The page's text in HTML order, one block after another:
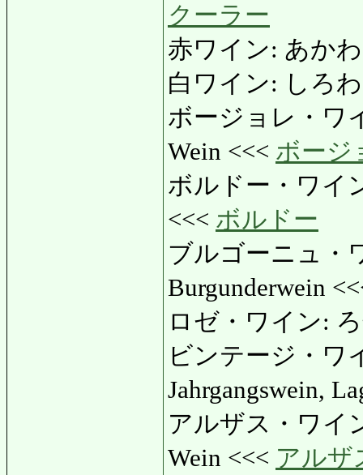
クーラー
赤ワイン: あか
白ワイン: しろ
ボージョレ・ワ
Wein <<< ボージ
ボルドー・ワイ
<<< ボルドー
ブルゴーニュ・
Burgunderwein
ロゼ・ワイン:
ビンテージ・ワ
Jahrgangswein,
アルザス・ワイ
Wein <<< アルザ